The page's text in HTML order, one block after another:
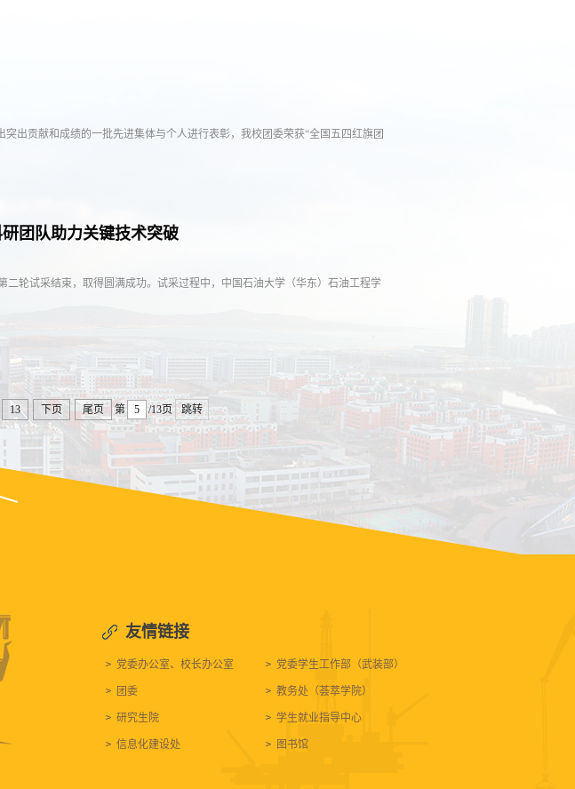
出贡献和成绩的一批先进集体与个人进行表彰，我校团委荣获“全国五四红旗团
团队助力关键技术突破
轮试采结束，取得圆满成功。试采过程中，中国石油大学（华东）石油工程学
13 下页 尾页 第 /13页 跳转
友情链接
党委办公室、校长办公室 党委学生工作部（武装部）
团委 教务处（荟萃学院）
研究生院 学生就业指导中心
信息化建设处 图书馆